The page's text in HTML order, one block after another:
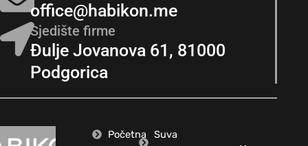
office@habikon.me
Sjedište firme
Đulje Jovanova 61, 81000
Podgorica
Početna
Suva